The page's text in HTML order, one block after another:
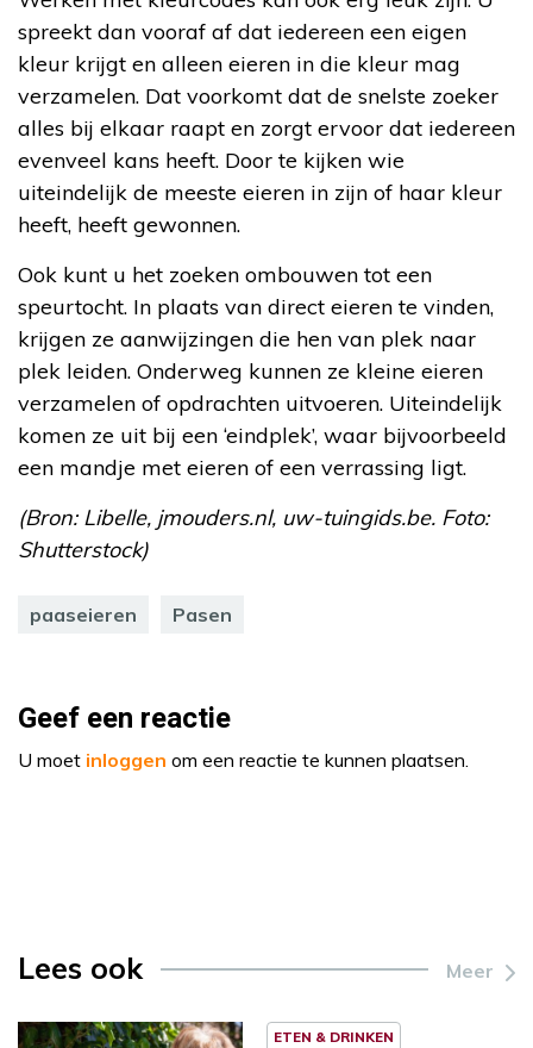
spreekt dan vooraf af dat iedereen een eigen
kleur krijgt en alleen eieren in die kleur mag
verzamelen. Dat voorkomt dat de snelste zoeker
alles bij elkaar raapt en zorgt ervoor dat iedereen
evenveel kans heeft. Door te kijken wie
uiteindelijk de meeste eieren in zijn of haar kleur
heeft, heeft gewonnen.
Ook kunt u het zoeken ombouwen tot een
speurtocht. In plaats van direct eieren te vinden,
krijgen ze aanwijzingen die hen van plek naar
plek leiden. Onderweg kunnen ze kleine eieren
verzamelen of opdrachten uitvoeren. Uiteindelijk
komen ze uit bij een ‘eindplek’, waar bijvoorbeeld
een mandje met eieren of een verrassing ligt.
(Bron: Libelle, jmouders.nl, uw-tuingids.be. Foto:
Shutterstock)
paaseieren Pasen
Geef een reactie
U moet inloggen om een reactie te kunnen plaatsen.
Lees ook Meer
ETEN & DRINKEN